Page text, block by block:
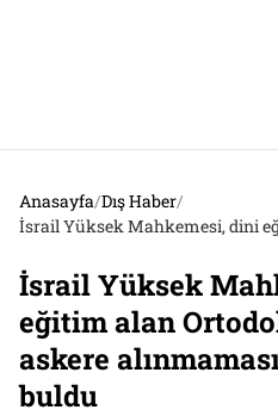
Anasayfa/Dış Haber/
İsrail Yüksek
eğitim alan
askere
buldu